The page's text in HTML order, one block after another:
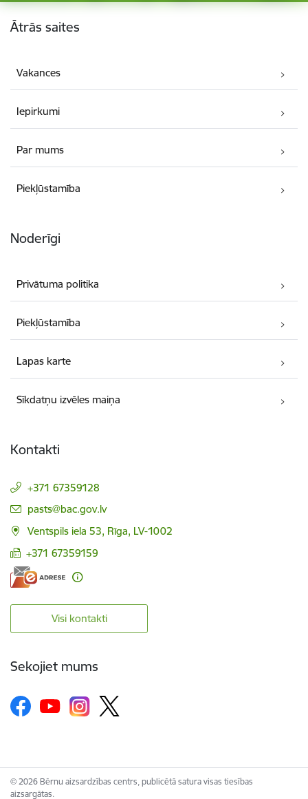
Kājene
Ātrās saites
Vakances
Iepirkumi
Par mums
Piekļūstamība
Noderīgi
Privātuma politika
Piekļūstamība
Lapas karte
Sīkdatņu izvēles maiņa
Kontakti
+371 67359128
E-pasts:
pasts@bac.gov.lv
Ventspils iela 53, Rīga, LV-1002
+371 67359159
Visi kontakti
Sekojiet mums
© 2026 Bērnu aizsardzības centrs, publicētā satura visas tiesības
aizsargātas.